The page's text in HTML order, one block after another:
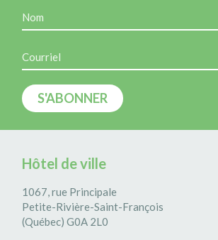
Hôtel de ville
1067, rue Principale
Petite-Rivière-Saint-François
(Québec) G0A 2L0